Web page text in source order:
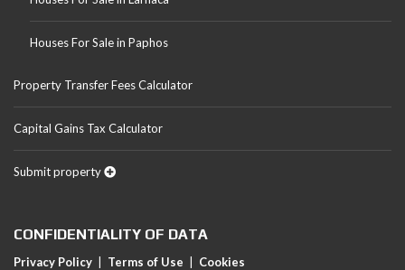
Houses For Sale in Paphos
Property Transfer Fees Calculator
Capital Gains Tax Calculator
Submit property
CONFIDENTIALITY OF DATA
Privacy Policy Terms of Use Cookies